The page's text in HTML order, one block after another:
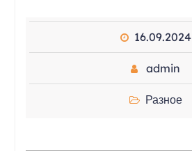
16.09.2024
admin
Разное